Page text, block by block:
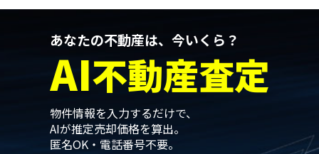
あなたの不動産は、今いくら？
AI不動産査定
物件情報を入力するだけで、
AIが推定売却価格を算出。
匿名OK・電話番号不要。